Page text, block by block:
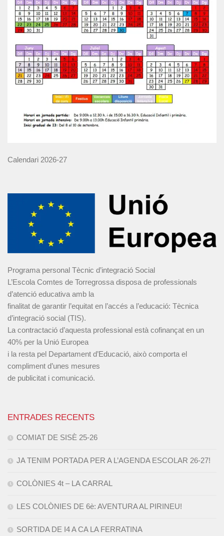
Calendari 2026-27
Programa personal Tècnic d’integració Social
L’Escola Comtes de Torregrossa disposa de professionals
d’atenció educativa amb la
finalitat de garantir l’equitat en l’accés a l’educació: Tècnica
d’integració social (TIS).
La contractació d’aquesta professional està cofinançat en un
40% per la Unió Europea
i la resta pel Departament d’Educació, això comporta el
compliment d’unes mesures
de publicitat i comunicació.
ENTRADES RECENTS
COMIAT DE SISÈ 25-26
JA TENIM PORTADA PER A L’AGENDA ESCOLAR 26-27!
COLÒNIES 4t – LA CARRAL
LES COLÒNIES DE 6è: AVENTURA AL PIRINEU!
SORTIDA DE I4 A CA LA FERRATINA